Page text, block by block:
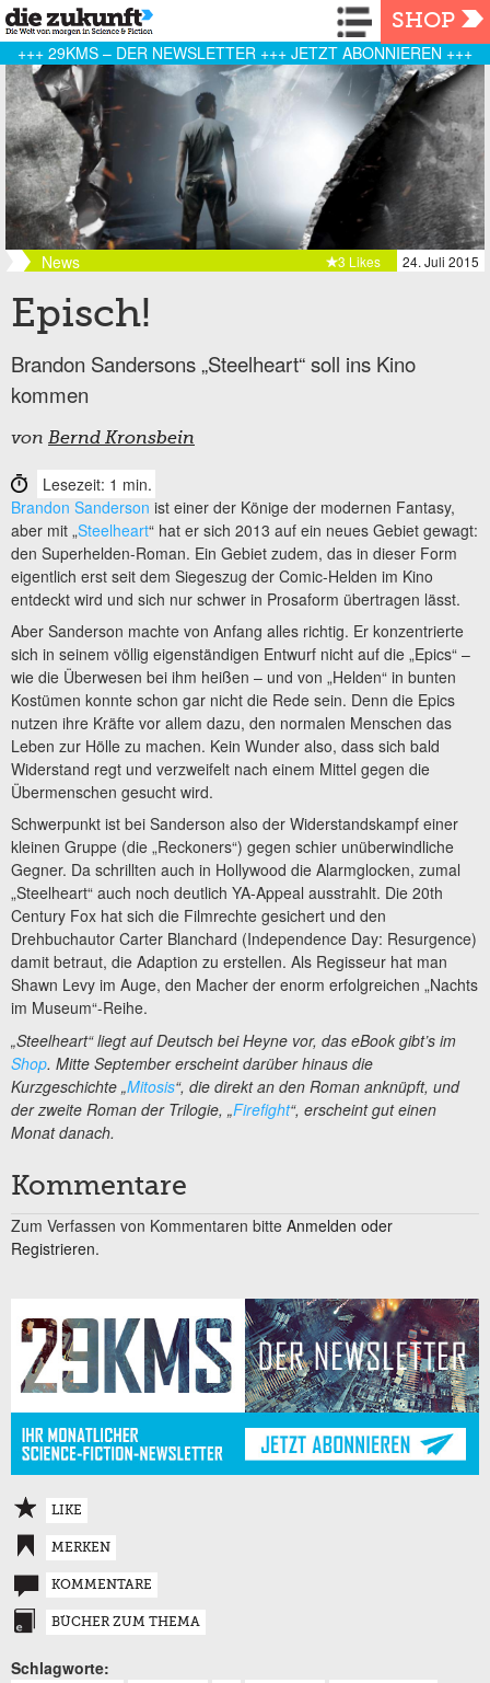
Navigation
SHOP
+++ 29KMS – DER NEWSLETTER +++ JETZT ABONNIEREN +++
News 24. Juli 2015
3 Likes
Episch!
Brandon Sandersons „Steelheart“ soll ins Kino
kommen
von Bernd Kronsbein
Lesezeit: 1 min.
Brandon Sanderson ist einer der Könige der modernen Fantasy,
aber mit „Steelheart“ hat er sich 2013 auf ein neues Gebiet gewagt:
den Superhelden-Roman. Ein Gebiet zudem, das in dieser Form
eigentlich erst seit dem Siegeszug der Comic-Helden im Kino
entdeckt wird und sich nur schwer in Prosaform übertragen lässt.
Aber Sanderson machte von Anfang alles richtig. Er konzentrierte
sich in seinem völlig eigenständigen Entwurf nicht auf die „Epics“ –
wie die Überwesen bei ihm heißen – und von „Helden“ in bunten
Kostümen konnte schon gar nicht die Rede sein. Denn die Epics
nutzen ihre Kräfte vor allem dazu, den normalen Menschen das
Leben zur Hölle zu machen. Kein Wunder also, dass sich bald
Widerstand regt und verzweifelt nach einem Mittel gegen die
Übermenschen gesucht wird.
Schwerpunkt ist bei Sanderson also der Widerstandskampf einer
kleinen Gruppe (die „Reckoners“) gegen schier unüberwindliche
Gegner. Da schrillten auch in Hollywood die Alarmglocken, zumal
„Steelheart“ auch noch deutlich YA-Appeal ausstrahlt. Die 20th
Century Fox hat sich die Filmrechte gesichert und den
Drehbuchautor Carter Blanchard (Independence Day: Resurgence)
damit betraut, die Adaption zu erstellen. Als Regisseur hat man
Shawn Levy im Auge, den Macher der enorm erfolgreichen „Nachts
im Museum“-Reihe.
„Steelheart“ liegt auf Deutsch bei Heyne vor, das eBook gibt’s im
Shop. Mitte September erscheint darüber hinaus die
Kurzgeschichte „Mitosis“, die direkt an den Roman anknüpft, und
der zweite Roman der Trilogie, „Firefight“, erscheint gut einen
Monat danach.
Kommentare
Zum Verfassen von Kommentaren bitte Anmelden oder
Registrieren.
LIKE
MERKEN
KOMMENTARE
BÜCHER ZUM THEMA
Schlagworte: